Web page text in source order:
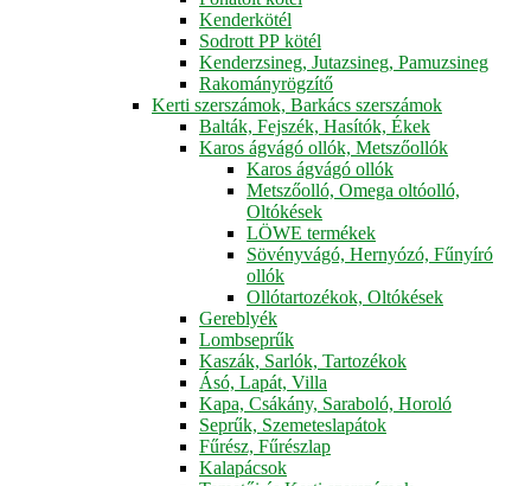
Kenderkötél
Sodrott PP kötél
Kenderzsineg, Jutazsineg, Pamuzsineg
Rakományrögzítő
Kerti szerszámok, Barkács szerszámok
Balták, Fejszék, Hasítók, Ékek
Karos ágvágó ollók, Metszőollók
Karos ágvágó ollók
Metszőolló, Omega oltóolló,
Oltókések
LÖWE termékek
Sövényvágó, Hernyózó, Fűnyíró
ollók
Ollótartozékok, Oltókések
Gereblyék
Lombseprűk
Kaszák, Sarlók, Tartozékok
Ásó, Lapát, Villa
Kapa, Csákány, Saraboló, Horoló
Seprűk, Szemeteslapátok
Fűrész, Fűrészlap
Kalapácsok